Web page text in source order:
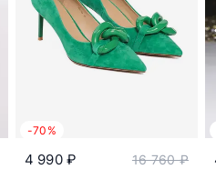
-70%
4 990 ₽ 16 760 ₽